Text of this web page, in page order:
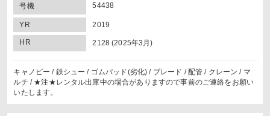
号機 54438
YR 2019
HR 2128 (2025年3月)
キャノピー / 鉄シュー / ゴムパッド(劣化) / ブレード / 配管 / クレーン / マ
ルチ / ★注★レンタル出庫中の場合がありますので事前のご連絡をお願い
いたします。